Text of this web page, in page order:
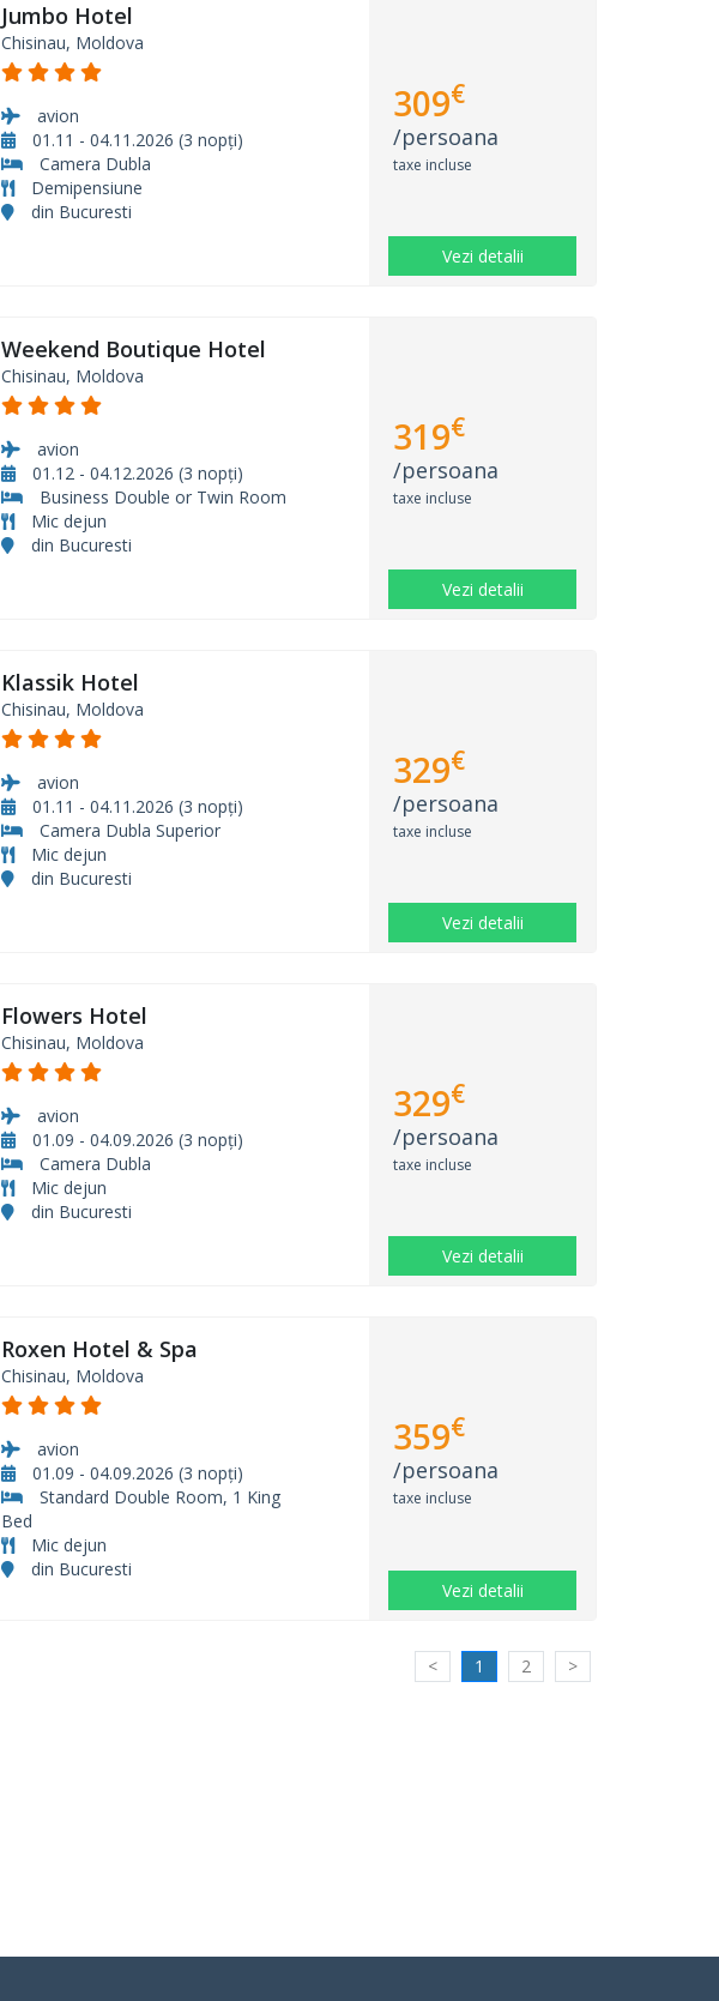
Jumbo Hotel
Chisinau, Moldova
avion
01.11 - 04.11.2026 (3 nopți)
Camera Dubla
Demipensiune
din Bucuresti
309€
/persoana
taxe incluse
Vezi detalii
Weekend Boutique Hotel
Chisinau, Moldova
avion
01.12 - 04.12.2026 (3 nopți)
Business Double or Twin Room
Mic dejun
din Bucuresti
319€
/persoana
taxe incluse
Vezi detalii
Klassik Hotel
Chisinau, Moldova
avion
01.11 - 04.11.2026 (3 nopți)
Camera Dubla Superior
Mic dejun
din Bucuresti
329€
/persoana
taxe incluse
Vezi detalii
Flowers Hotel
Chisinau, Moldova
avion
01.09 - 04.09.2026 (3 nopți)
Camera Dubla
Mic dejun
din Bucuresti
329€
/persoana
taxe incluse
Vezi detalii
Roxen Hotel & Spa
Chisinau, Moldova
avion
01.09 - 04.09.2026 (3 nopți)
Standard Double Room, 1 King
Bed
Mic dejun
din Bucuresti
359€
/persoana
taxe incluse
Vezi detalii
< 1 2 >